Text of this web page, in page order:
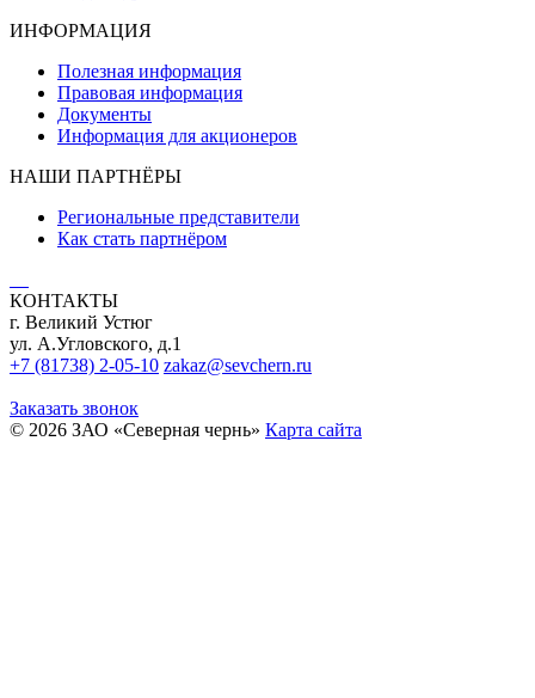
ИНФОРМАЦИЯ
Полезная информация
Правовая информация
Документы
Информация для акционеров
НАШИ ПАРТНЁРЫ
Региональные представители
Как стать партнёром
КОНТАКТЫ
г. Великий Устюг
ул. А.Угловского, д.1
+7 (81738) 2-05-10 zakaz@sevchern.ru
Заказать звонок
© 2026 ЗАО «Северная чернь» Карта сайта